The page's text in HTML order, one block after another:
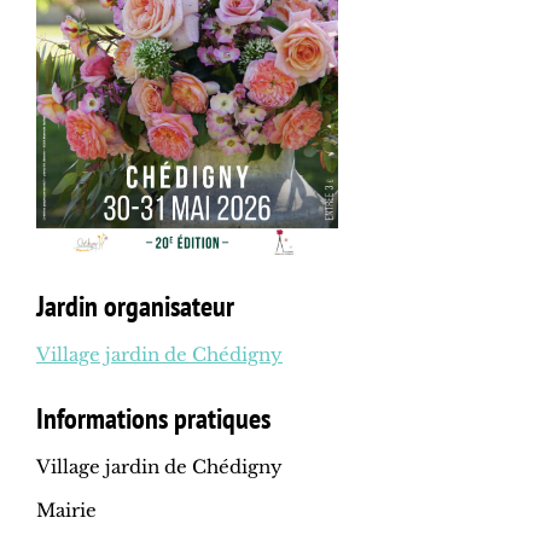
Jardin organisateur
Village jardin de Chédigny
Informations pratiques
Village jardin de Chédigny
Mairie